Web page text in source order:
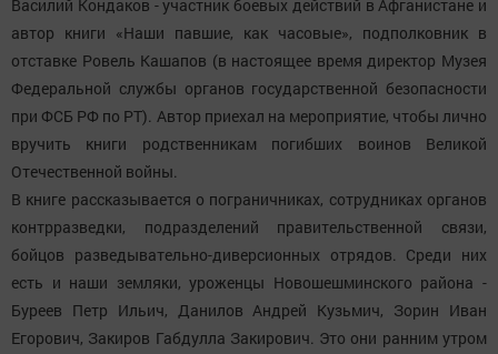
Василий Кондаков - участник боевых действий в Афганистане и
автор книги «Наши павшие, как часовые», подполковник в
отставке Ровель Кашапов (в настоящее время директор Музея
Федеральной службы органов государственной безопасности
при ФСБ РФ по РТ). Автор приехал на мероприятие, чтобы лично
вручить книги родственникам погибших воинов Великой
Отечественной войны.
В книге рассказывается о пограничниках, сотрудниках органов
контрразведки, подразделений правительственной связи,
бойцов разведывательно-диверсионных отрядов. Среди них
есть и наши земляки, уроженцы Новошешминского района -
Буреев Петр Ильич, Данилов Андрей Кузьмич, Зорин Иван
Егорович, Закиров Габдулла Закирович. Это они ранним утром